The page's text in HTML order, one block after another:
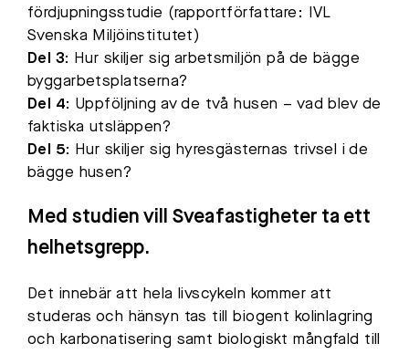
fördjupningsstudie (rapportförfattare: IVL
Svenska Miljöinstitutet)
Del 3: Hur skiljer sig arbetsmiljön på de bägge
byggarbetsplatserna?
Del 4: Uppföljning av de två husen – vad blev de
faktiska utsläppen?
Del 5: Hur skiljer sig hyresgästernas trivsel i de
bägge husen?
Med studien vill Sveafastigheter ta ett
helhetsgrepp.
Det innebär att hela livscykeln kommer att
studeras och hänsyn tas till biogent kolinlagring
och karbonatisering samt biologiskt mångfald till